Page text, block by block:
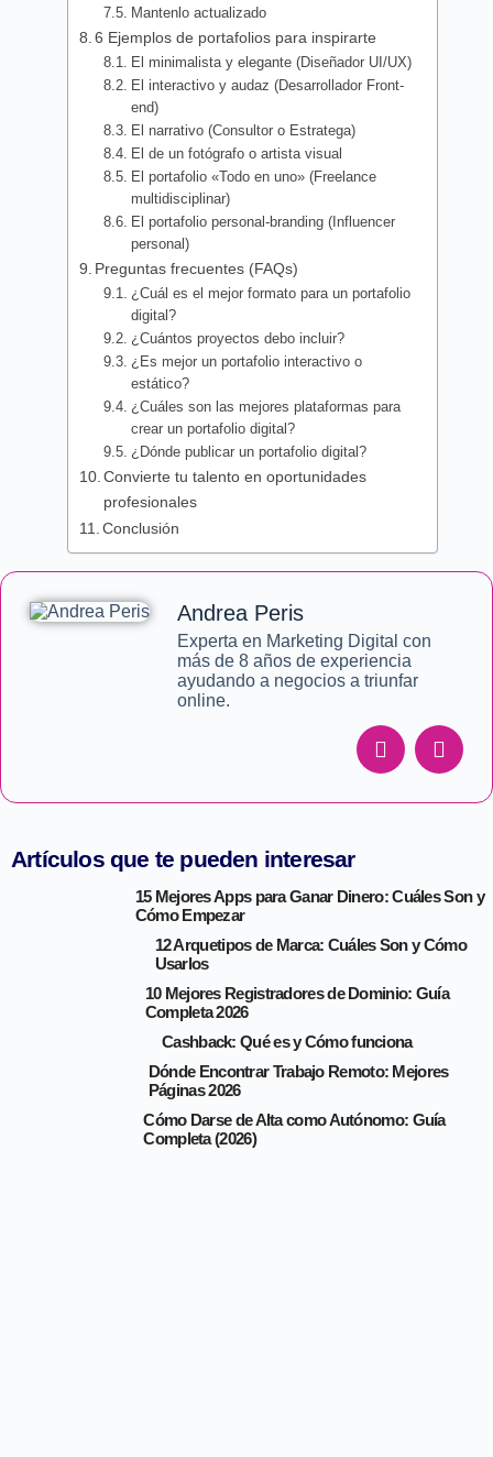
Mantenlo actualizado
6 Ejemplos de portafolios para inspirarte
El minimalista y elegante (Diseñador UI/UX)
El interactivo y audaz (Desarrollador Front-
end)
El narrativo (Consultor o Estratega)
El de un fotógrafo o artista visual
El portafolio «Todo en uno» (Freelance
multidisciplinar)
El portafolio personal-branding (Influencer
personal)
Preguntas frecuentes (FAQs)
¿Cuál es el mejor formato para un portafolio
digital?
¿Cuántos proyectos debo incluir?
¿Es mejor un portafolio interactivo o
estático?
¿Cuáles son las mejores plataformas para
crear un portafolio digital?
¿Dónde publicar un portafolio digital?
Convierte tu talento en oportunidades
profesionales
Conclusión
Andrea Peris
Experta en Marketing Digital con
más de 8 años de experiencia
ayudando a negocios a triunfar
online.
Artículos que te pueden interesar
15 Mejores Apps para Ganar Dinero: Cuáles Son y
Cómo Empezar
12 Arquetipos de Marca: Cuáles Son y Cómo
Usarlos
10 Mejores Registradores de Dominio: Guía
Completa 2026
Cashback: Qué es y Cómo funciona
Dónde Encontrar Trabajo Remoto: Mejores
Páginas 2026
Cómo Darse de Alta como Autónomo: Guía
Completa (2026)